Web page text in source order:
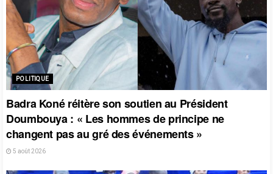
POLITIQUE
Badra Koné réitère son soutien au Président
Doumbouya : « Les hommes de principe ne
changent pas au gré des événements »
5 août 2026